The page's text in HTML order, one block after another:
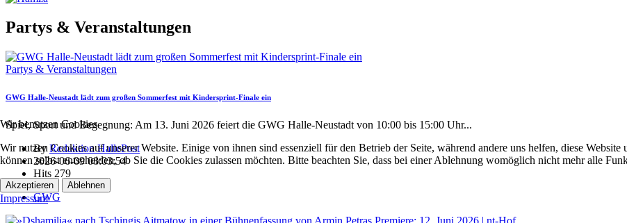
Partys & Veranstaltungen
Partys & Veranstaltungen
GWG Halle-Neustadt lädt zum großen Sommerfest mit Kindersprint-Finale ein
Spiel, Sport und Begegnung: Am 13. Juni 2026 feiert die GWG Halle-Neustadt von 10:00 bis 15:00 Uhr...
ByRedaktion HallePost
2026-06-09 08:03:54
Hits 279
GWG
Wir benutzen Cookies
Wir nutzen Cookies auf unserer Website. Einige von ihnen sind essenziell für den Betrieb der Seite, während andere uns helfen, diese
können selbst entscheiden, ob Sie die Cookies zulassen möchten. Bitte beachten Sie, dass bei einer Ablehnung womöglich nicht mehr alle
Akzeptieren Ablehnen
Impressum